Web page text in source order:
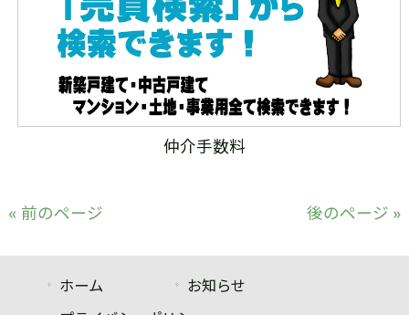
仲介手数料
« 前のページ 後のページ »
ホーム
お知らせ